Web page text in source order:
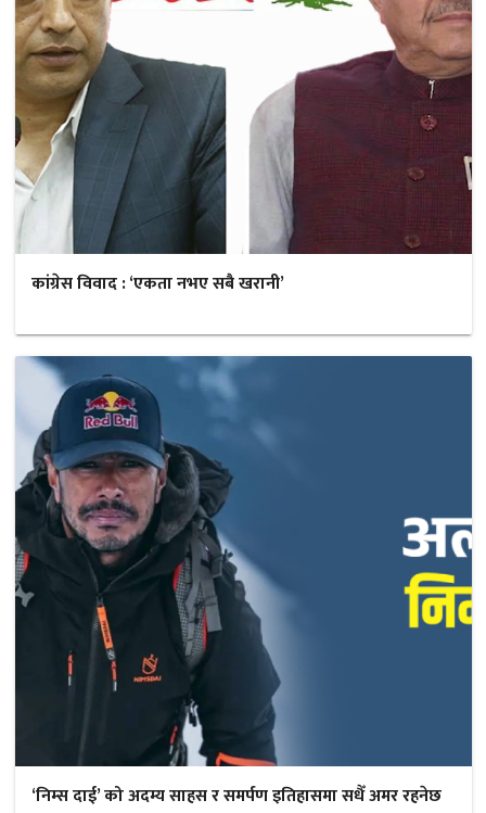
कांग्रेस विवाद : ‘एकता नभए सबै खरानी’
‘निम्स दाई’ को अदम्य साहस र समर्पण इतिहासमा सधैँ अमर रहनेछ